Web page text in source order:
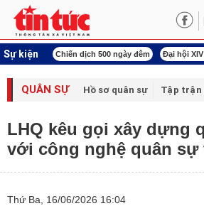
Sự kiện
mạng Chiến dịch 500 ngày đêm Đại hội
QUÂN SỰ Hồ sơ quân sự Tập trận
LHQ kêu gọi xây dựng
với công nghệ quân sự
Thứ Ba, 16/06/2026 16:04